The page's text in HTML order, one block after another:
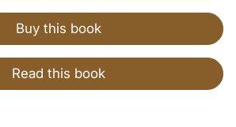
Buy this book
Read this book